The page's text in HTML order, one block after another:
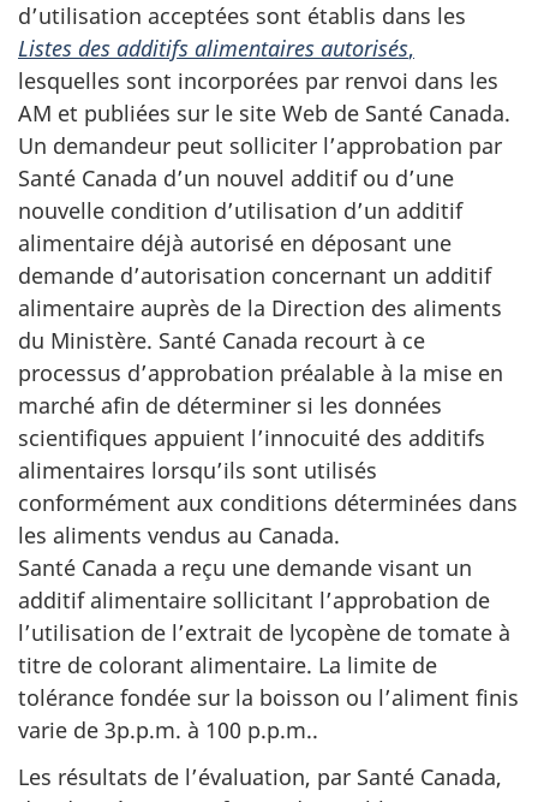
d’utilisation acceptées sont établis dans les
Listes des additifs alimentaires autorisés,
lesquelles sont incorporées par renvoi dans les
AM et publiées sur le site Web de Santé Canada.
Un demandeur peut solliciter l’approbation par
Santé Canada d’un nouvel additif ou d’une
nouvelle condition d’utilisation d’un additif
alimentaire déjà autorisé en déposant une
demande d’autorisation concernant un additif
alimentaire auprès de la Direction des aliments
du Ministère. Santé Canada recourt à ce
processus d’approbation préalable à la mise en
marché afin de déterminer si les données
scientifiques appuient l’innocuité des additifs
alimentaires lorsqu’ils sont utilisés
conformément aux conditions déterminées dans
les aliments vendus au Canada.
Santé Canada a reçu une demande visant un
additif alimentaire sollicitant l’approbation de
l’utilisation de l’extrait de lycopène de tomate à
titre de colorant alimentaire. La limite de
tolérance fondée sur la boisson ou l’aliment finis
varie de 3p.p.m. à 100 p.p.m..
Les résultats de l’évaluation, par Santé Canada,